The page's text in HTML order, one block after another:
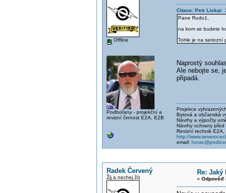
Offline
Podbořany - projekční a
revizní činnost E2A, E2B
Citace: Petr Liskar
Pane Rudo1,
na kom se budete
Tohle je na seriozní
Naprostý
Ale nebojte se,
připadá.
Projekce
Bytová a občanská
Návrhy a výpočty
Návrhy ochrany
Revizní technik E2A,
http://
email:
Radek Červený
Žij a nechej žít
Re:
« Odpověď